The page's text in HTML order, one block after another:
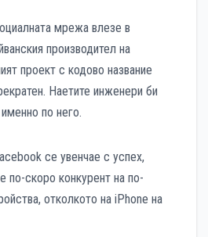
мрежа влезе в
производител на
проект с кодово название
Наетите инженери би
по него.
се увенчае с успех,
по-скоро конкурент на по-
отколкото на iPhone на